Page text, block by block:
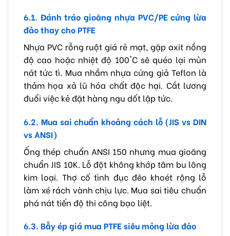
6.1. Đánh tráo gioăng nhựa PVC/PE cứng lừa
đảo thay cho PTFE
Nhựa PVC rỗng ruột giá rẻ mạt, gặp axit nồng
độ cao hoặc nhiệt độ 100°C sẽ quéo lại mủn
nát tức tì. Mua nhầm nhựa cứng giả Teflon là
thảm họa xả lũ hóa chất độc hại. Cắt lương
đuổi việc kẻ đặt hàng ngu dốt lập tức.
6.2. Mua sai chuẩn khoảng cách lỗ (JIS vs DIN
vs ANSI)
Ống thép chuẩn ANSI 150 nhưng mua gioăng
chuẩn JIS 10K. Lỗ đột không khớp tâm bu lông
kim loại. Thợ cố tình đục đẽo khoét rộng lỗ
làm xé rách vành chịu lực. Mua sai tiêu chuẩn
phá nát tiến độ thi công bạo liệt.
6.3. Bẫy ép giá mua PTFE siêu mỏng lừa đảo